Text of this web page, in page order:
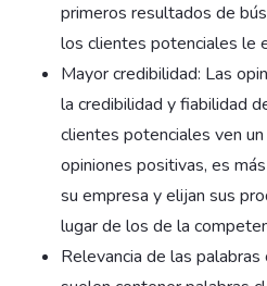
primeros resultados de
los clientes potenciales le
Mayor credibilidad: Las
la credibilidad y fiabilidad
clientes potenciales ven
opiniones positivas, es
su empresa y elijan sus
lugar de los de la
Relevancia de las